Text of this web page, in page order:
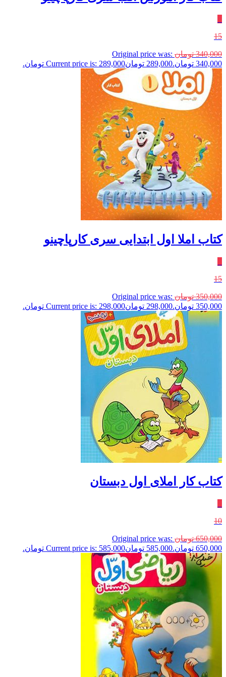
15
340,000 تومان Original price was:
340,000 تومان.
289,000 تومانCurrent price is: 289,000 تومان.
کتاب املا اول ابتدایی سری کارپاچینو
15
350,000 تومان Original price was:
350,000 تومان.
298,000 تومانCurrent price is: 298,000 تومان.
کتاب کار املای اول دبستان
10
650,000 تومان Original price was:
650,000 تومان.
585,000 تومانCurrent price is: 585,000 تومان.